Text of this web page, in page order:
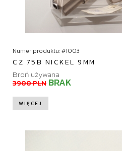
Numer produktu: #1003
CZ 75B NICKEL 9MM
Broń używana
3900 PLN BRAK
WIĘCEJ